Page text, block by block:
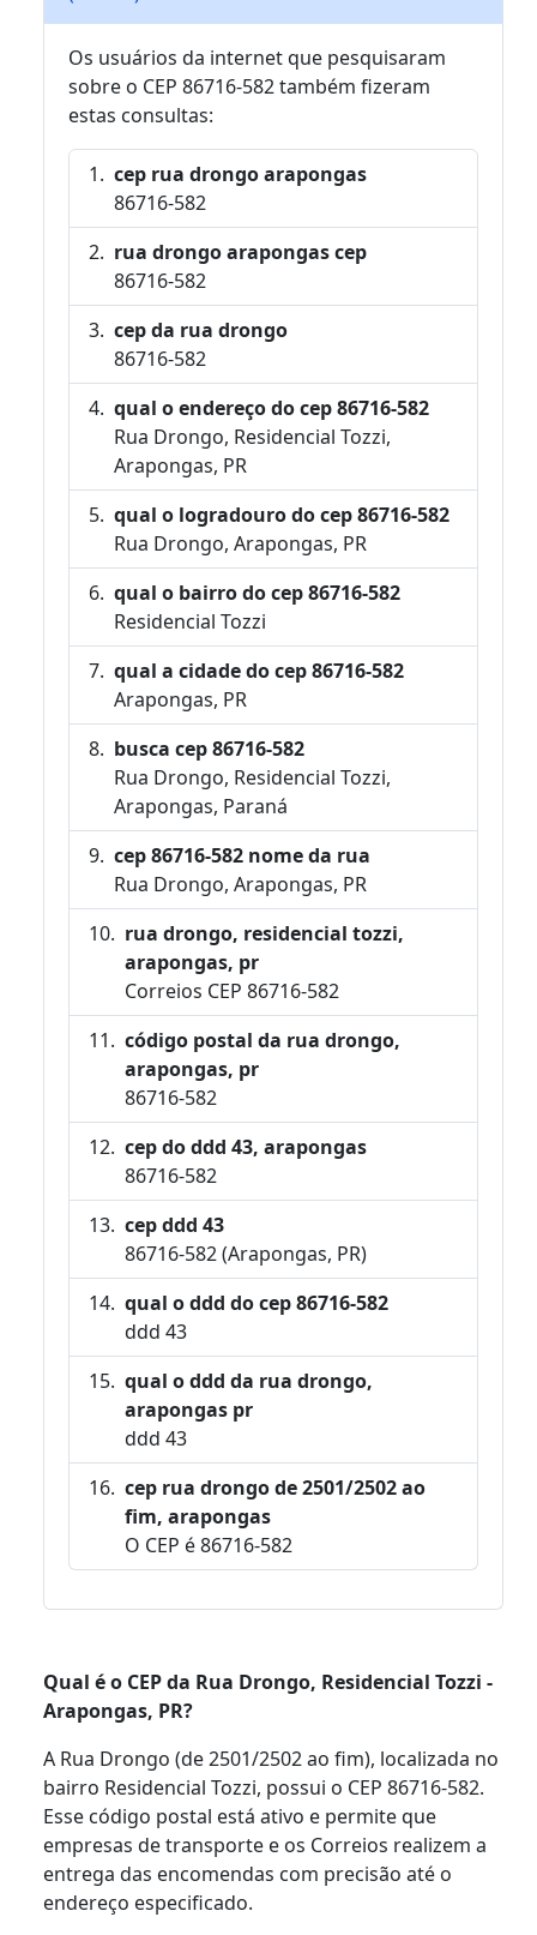
Os usuários da internet que pesquisaram
sobre o CEP 86716-582 também fizeram
estas consultas:
cep rua drongo arapongas
86716-582
rua drongo arapongas cep
86716-582
cep da rua drongo
86716-582
qual o endereço do cep 86716-582
Rua Drongo, Residencial Tozzi,
Arapongas, PR
qual o logradouro do cep 86716-582
Rua Drongo, Arapongas, PR
qual o bairro do cep 86716-582
Residencial Tozzi
qual a cidade do cep 86716-582
Arapongas, PR
busca cep 86716-582
Rua Drongo, Residencial Tozzi,
Arapongas, Paraná
cep 86716-582 nome da rua
Rua Drongo, Arapongas, PR
rua drongo, residencial tozzi,
arapongas, pr
Correios CEP 86716-582
código postal da rua drongo,
arapongas, pr
86716-582
cep do ddd 43, arapongas
86716-582
cep ddd 43
86716-582 (Arapongas, PR)
qual o ddd do cep 86716-582
ddd 43
qual o ddd da rua drongo,
arapongas pr
ddd 43
cep rua drongo de 2501/2502 ao
fim, arapongas
O CEP é 86716-582
Qual é o CEP da Rua Drongo, Residencial Tozzi -
Arapongas, PR?
A Rua Drongo (de 2501/2502 ao fim), localizada no
bairro Residencial Tozzi, possui o CEP 86716-582.
Esse código postal está ativo e permite que
empresas de transporte e os Correios realizem a
entrega das encomendas com precisão até o
endereço especificado.